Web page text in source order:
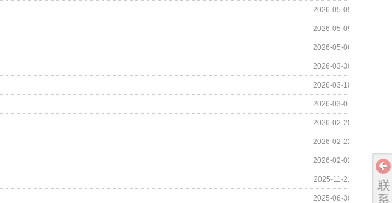
2026-05-09
2026-05-09
2026-05-06
2026-03-30
2026-03-18
2026-03-07
2026-02-28
2026-02-22
2026-02-02
2025-11-21
2025-06-30